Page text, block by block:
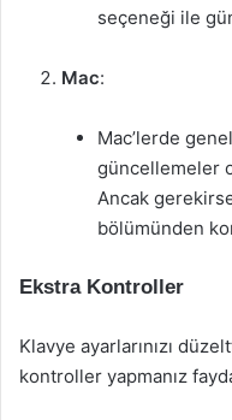
seçeneği ile
Mac:
Mac’lerde
güncellemeler
Ancak
bölümünden
Ekstra Kontroller
Klavye ayarlarınızı
kontroller yapmanız